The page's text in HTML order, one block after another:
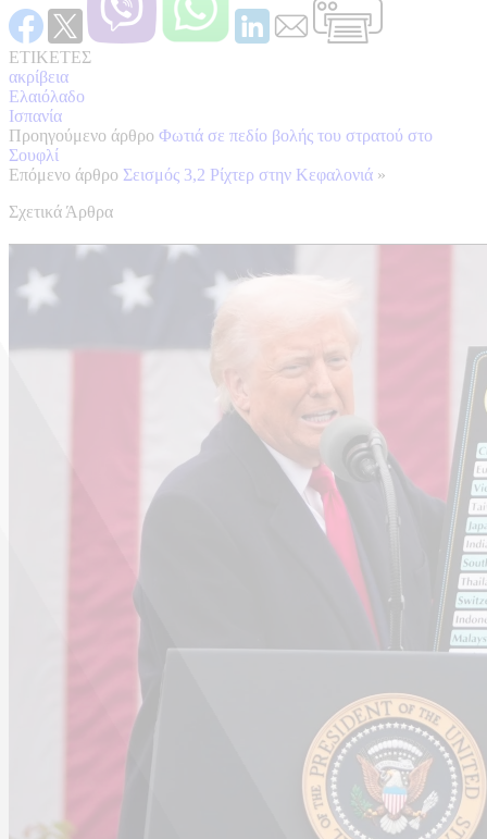
ΕΤΙΚΕΤΕΣ
ακρίβεια
Ελαιόλαδο
Ισπανία
Προηγούμενο άρθρο Φωτιά σε πεδίο βολής του στρατού στο
Σουφλί
Επόμενο άρθρο Σεισμός 3,2 Ρίχτερ στην Κεφαλονιά »
Σχετικά Άρθρα